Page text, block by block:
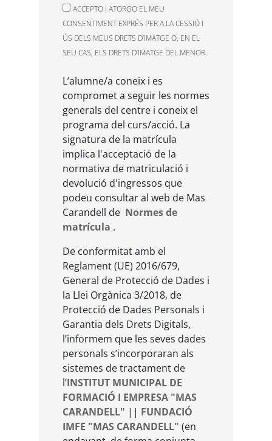
ACCEPTO I ATORGO EL MEU
CONSENTIMENT EXPRÉS PER A LA CESSIÓ I
ÚS DELS MEUS DRETS D’IMATGE O, EN EL
SEU CAS, ELS DRETS D’IMATGE DEL MENOR.
L’alumne/a coneix i es
compromet a seguir les normes
generals del centre i coneix el
programa del curs/acció. La
signatura de la matrícula
implica l'acceptació de la
normativa de matriculació i
devolució d'ingressos que
podeu consultar al web de Mas
Carandell de Normes de
matrícula .
De conformitat amb el
Reglament (UE) 2016/679,
General de Protecció de Dades i
la Llei Orgànica 3/2018, de
Protecció de Dades Personals i
Garantia dels Drets Digitals,
l’informem que les seves dades
personals s’incorporaran als
sistemes de tractament de
l’INSTITUT MUNICIPAL DE
FORMACIÓ I EMPRESA "MAS
CARANDELL" || FUNDACIÓ
IMFE "MAS CARANDELL" (en